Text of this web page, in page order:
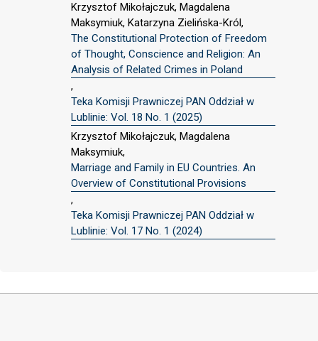
Krzysztof Mikołajczuk, Magdalena
Maksymiuk, Katarzyna Zielińska-Król,
The Constitutional Protection of Freedom
of Thought, Conscience and Religion: An
Analysis of Related Crimes in Poland
,
Teka Komisji Prawniczej PAN Oddział w
Lublinie: Vol. 18 No. 1 (2025)
Krzysztof Mikołajczuk, Magdalena
Maksymiuk,
Marriage and Family in EU Countries. An
Overview of Constitutional Provisions
,
Teka Komisji Prawniczej PAN Oddział w
Lublinie: Vol. 17 No. 1 (2024)